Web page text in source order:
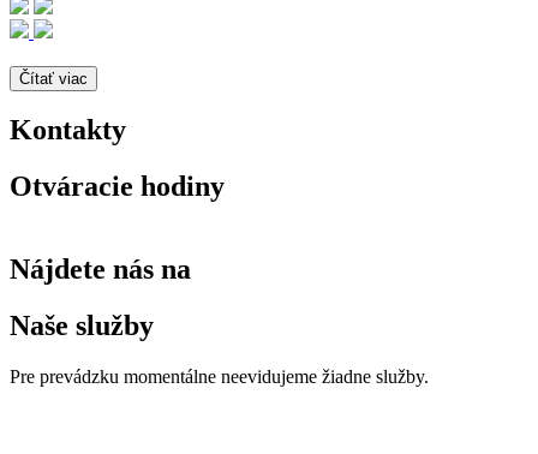
Čítať viac
Kontakty
Otváracie hodiny
Nájdete nás na
Naše služby
Pre prevádzku momentálne neevidujeme žiadne služby.